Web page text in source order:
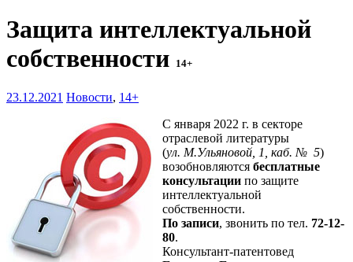
Защита интеллектуальной
собственности 14+
23.12.2021 Новости, 14+
С января 2022 г. в секторе
отраслевой литературы
(ул. М.Ульяновой, 1, каб. № 5)
возобновляются бесплатные
консультации по защите
интеллектуальной
собственности.
По записи, звонить по тел. 72-12-
80.
Консультант-патентовед